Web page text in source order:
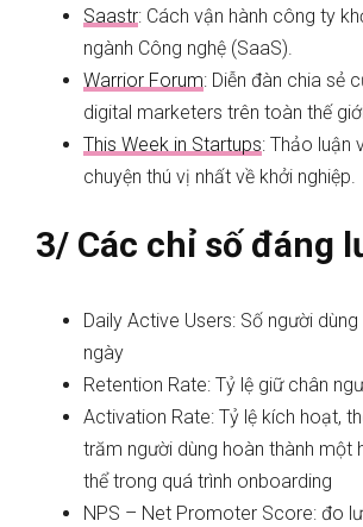
Saastr: Cách vận hành công ty
ngành Công nghệ (SaaS).
Warrior Forum: Diễn đàn chia sẻ
digital marketers trên toàn thế
This Week in Startups: Thảo luận
chuyện thú vị nhất về khởi nghiệp.
3/ Các chỉ số đáng
Daily Active Users: Số người
ngày
Retention Rate: Tỷ lệ giữ chân
Activation Rate: Tỷ lệ kích hoạt,
trăm người dùng hoàn thành một
thể trong quá trình onboarding
NPS – Net Promoter Score: đo